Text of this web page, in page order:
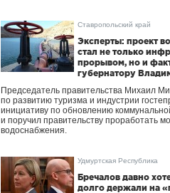
Ставропольский край
Эксперты: проект
стал не только
прорывом, но и
губернатору
Председатель правительства Михаил
по развитию туризма и индустрии
инициативу по обновлению
и поручил правительству проработать
водоснабжения.
Удмуртская Республика
Бречалов давно
долго держали на